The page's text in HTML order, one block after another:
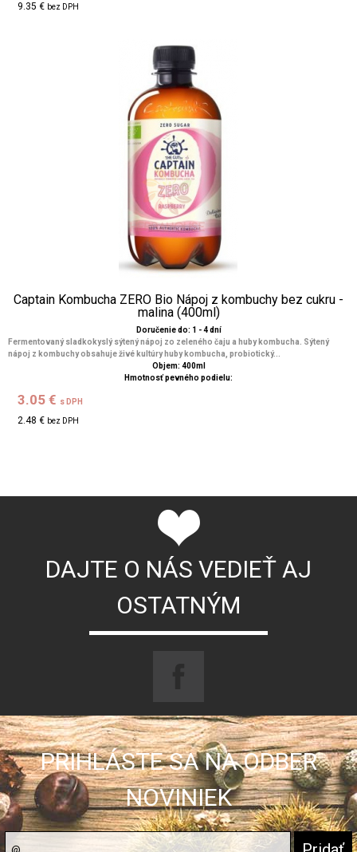
9.35 € bez DPH
Captain Kombucha ZERO Bio Nápoj z kombuchy bez cukru -
malina (400ml)
Doručenie do: 1 - 4 dní
Fermentovaný sladkokyslý sýtený nápoj zo zeleného čaju a huby kombucha. Sýtený
nápoj z kombuchy obsahuje živé kultúry huby kombucha, probiotický...
Objem: 400ml
Hmotnosť pevného podielu:
3.05 € s DPH
2.48 € bez DPH
DAJTE O NÁS VEDIEŤ AJ
OSTATNÝM
PRIHLÁSTE SA NA ODBER
NOVINIEK